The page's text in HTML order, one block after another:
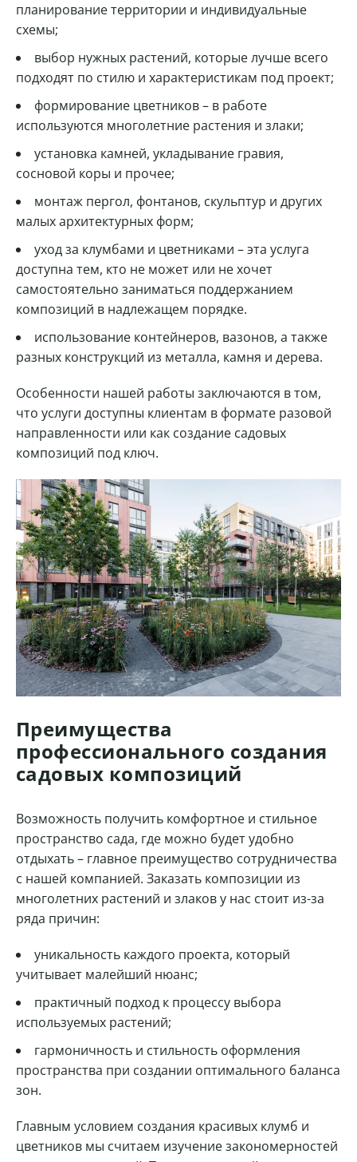
планирование территории и индивидуальные
схемы;
выбор нужных растений, которые лучше всего
подходят по стилю и характеристикам под проект;
формирование цветников – в работе
используются многолетние растения и злаки;
установка камней, укладывание гравия,
сосновой коры и прочее;
монтаж пергол, фонтанов, скульптур и других
малых архитектурных форм;
уход за клумбами и цветниками – эта услуга
доступна тем, кто не может или не хочет
самостоятельно заниматься поддержанием
композиций в надлежащем порядке.
использование контейнеров, вазонов, а также
разных конструкций из металла, камня и дерева.
Особенности нашей работы заключаются в том,
что услуги доступны клиентам в формате разовой
направленности или как создание садовых
композиций под ключ.
Преимущества
профессионального создания
садовых композиций
Возможность получить комфортное и стильное
пространство сада, где можно будет удобно
отдыхать – главное преимущество сотрудничества
с нашей компанией. Заказать композиции из
многолетних растений и злаков у нас стоит из-за
ряда причин:
уникальность каждого проекта, который
учитывает малейший нюанс;
практичный подход к процессу выбора
используемых растений;
гармоничность и стильность оформления
пространства при создании оптимального баланса
зон.
Главным условием создания красивых клумб и
цветников мы считаем изучение закономерностей